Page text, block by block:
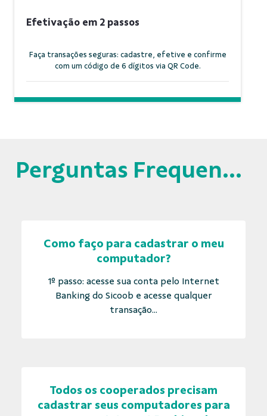
Efetivação em 2 passos
Faça transações seguras: cadastre, efetive e confirme
com um código de 6 dígitos via QR Code.
Perguntas Frequentes
Como faço para cadastrar o meu
computador?
1º passo: acesse sua conta pelo Internet
Banking do Sicoob e acesse qualquer
transação...
Todos os cooperados precisam
cadastrar seus computadores para